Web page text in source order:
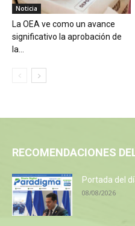
Noticia
La OEA ve como un avance
significativo la aprobación de
la...
RECOMENDACIONES
Portada del
08/08/2026